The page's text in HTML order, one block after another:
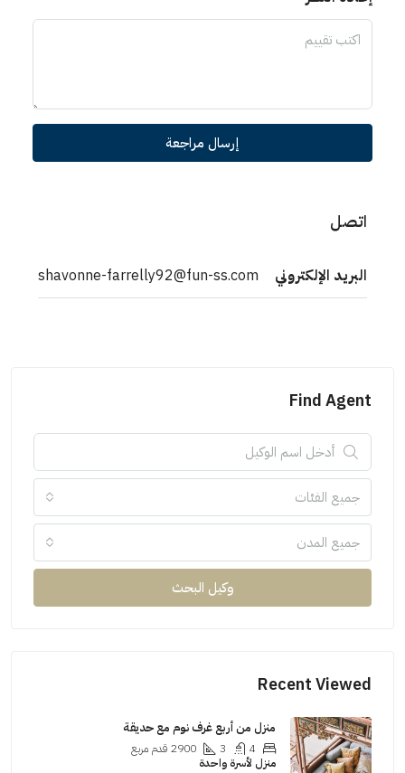
إرسال مراجعة
اتصل
البريد الإلكتروني shavonne-farrelly92@fun-ss.com
Find Agent
جميع الفئات
جميع المدن
وكيل البحث
Recent Viewed
منزل من أربع غرف نوم مع حديقة
2900 قدم مربع
منزل لأسرة واحدة